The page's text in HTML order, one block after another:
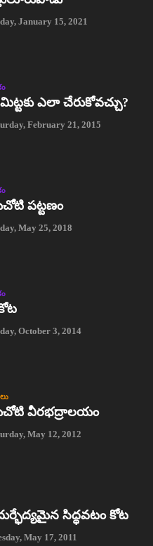
January 15, 2021
ఎలా చేరుకోవచ్చు?
February 21, 2015
పట్టణం
May 25, 2018
October 3, 2014
వీరభద్రాలయం
May 12, 2012
సిద్ధవటం కోట
May 17, 2011